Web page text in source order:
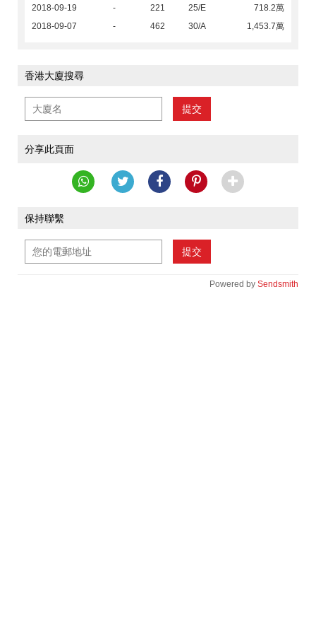
2018-09-19
- 221 25/E
718.2萬
2018-09-07
- 462 30/A 1,453.7萬
香港大廈搜尋
提交
分享此頁面
保持聯繫
提交
Powered by Sendsmith